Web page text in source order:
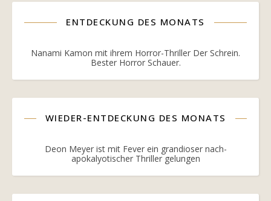
ENTDECKUNG DES MONATS
Nanami Kamon mit ihrem Horror-Thriller Der Schrein.
Bester Horror Schauer.
WIEDER-ENTDECKUNG DES MONATS
Deon Meyer ist mit Fever ein grandioser nach-
apokalyotischer Thriller gelungen